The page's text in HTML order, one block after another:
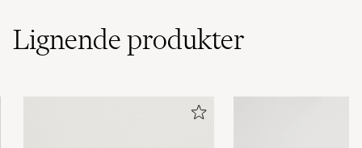
Lignendeprodukter